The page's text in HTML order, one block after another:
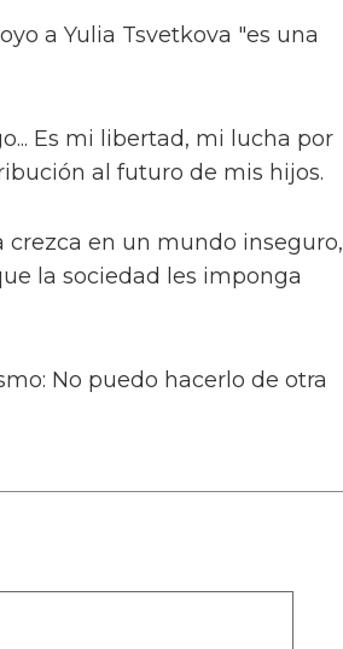
a Yulia Tsvetkova "es una
Es mi libertad, mi lucha por
al futuro de mis hijos.
en un mundo inseguro,
la sociedad les imponga
No puedo hacerlo de otra